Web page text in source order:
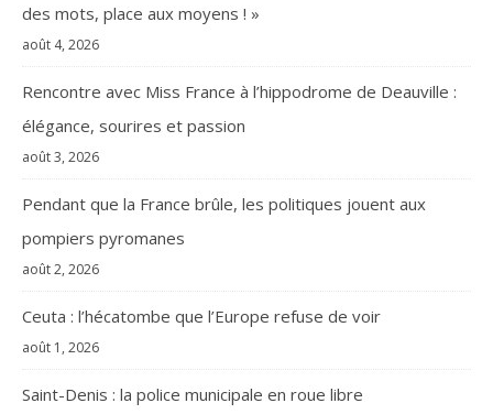
des mots, place aux moyens ! »
août 4, 2026
Rencontre avec Miss France à l’hippodrome de Deauville :
élégance, sourires et passion
août 3, 2026
Pendant que la France brûle, les politiques jouent aux
pompiers pyromanes
août 2, 2026
Ceuta : l’hécatombe que l’Europe refuse de voir
août 1, 2026
Saint-Denis : la police municipale en roue libre